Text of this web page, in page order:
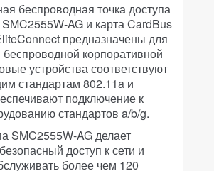
беспроводная точка доступа
AG и карта CardBus
предназначены для
беспроводной корпоративной
устройства соответствуют
стандартам 802.11a и
подключение к
стандартов a/b/g.
SMC2555W-AG делает
доступ к сети и
более чем 120